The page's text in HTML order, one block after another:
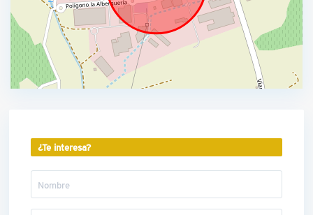
¿Te interesa?